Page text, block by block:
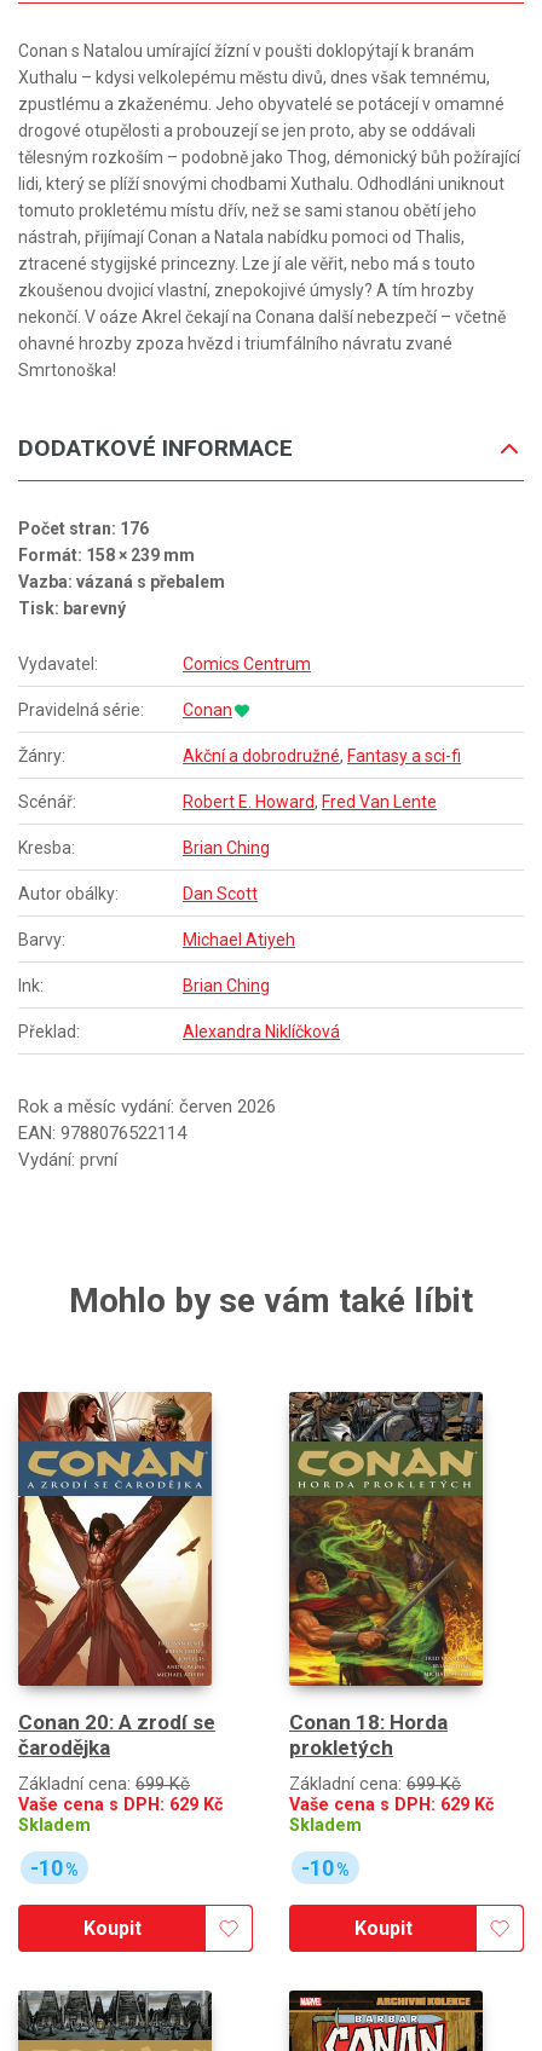
Conan s Natalou umírající žízní v poušti doklopýtají k branám
Xuthalu – kdysi velkolepému městu divů, dnes však temnému,
zpustlému a zkaženému. Jeho obyvatelé se potácejí v omamné
drogové otupělosti a probouzejí se jen proto, aby se oddávali
tělesným rozkoším – podobně jako Thog, démonický bůh požírající
lidi, který se plíží snovými chodbami Xuthalu. Odhodláni uniknout
tomuto prokletému místu dřív, než se sami stanou obětí jeho
nástrah, přijímají Conan a Natala nabídku pomoci od Thalis,
ztracené stygijské princezny. Lze jí ale věřit, nebo má s touto
zkoušenou dvojicí vlastní, znepokojivé úmysly? A tím hrozby
nekončí. V oáze Akrel čekají na Conana další nebezpečí – včetně
ohavné hrozby zpoza hvězd i triumfálního návratu zvané
Smrtonoška!
DODATKOVÉ INFORMACE
Počet stran: 176
Formát: 158 × 239 mm
Vazba: vázaná s přebalem
Tisk: barevný
Vydavatel: Comics Centrum
Pravidelná série: Conan
Žánry: Akční a dobrodružné, Fantasy a sci-fi
Scénář: Robert E. Howard, Fred Van Lente
Kresba: Brian Ching
Autor obálky: Dan Scott
Barvy: Michael Atiyeh
Ink: Brian Ching
Překlad: Alexandra Niklíčková
Rok a měsíc vydání: červen 2026
EAN: 9788076522114
Vydání: první
Mohlo by se vám také líbit
Conan 20: A zrodí se
čarodějka
Základní cena: 699 Kč
Vaše cena s DPH: 629 Kč
Skladem
-10%
Koupit
Conan 18: Horda
prokletých
Základní cena: 699 Kč
Vaše cena s DPH: 629 Kč
Skladem
-10%
Koupit